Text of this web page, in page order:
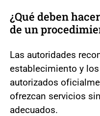
¿Qué deben
de un
Las autoridades
establecimiento y
autorizados
ofrezcan servicios
adecuados.